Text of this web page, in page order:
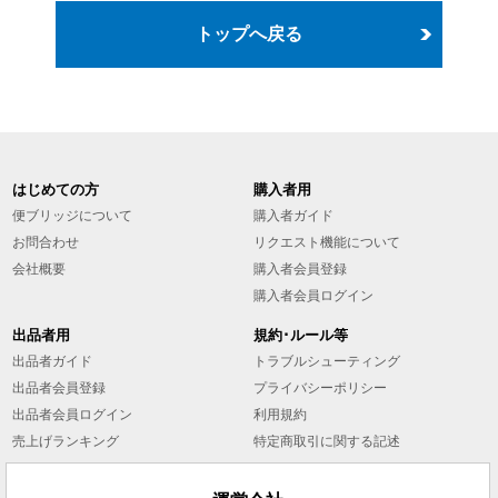
トップへ戻る
はじめての方
便ブリッジについて
お問合わせ
会社概要
購入者用
購入者ガイド
リクエスト機能について
購入者会員登録
購入者会員ログイン
出品者用
出品者ガイド
出品者会員登録
出品者会員ログイン
売上げランキング
規約･ルール等
トラブルシューティング
プライバシーポリシー
利用規約
特定商取引に関する記述